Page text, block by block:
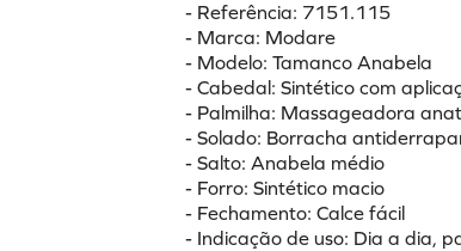
- Referência: 7151.115
- Marca: Modare
- Modelo: Tamanco Anabela
- Cabedal: Sintético com
- Palmilha: Massageadora
- Solado: Borracha
- Salto: Anabela médio
- Forro: Sintético macio
- Fechamento: Calce fácil
- Indicação de uso: Dia a dia,